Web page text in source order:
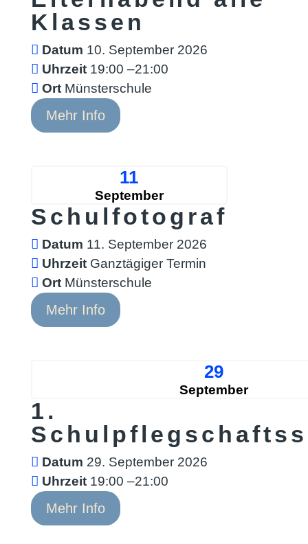
Klassen
Datum 10. September 2026
Uhrzeit 19:00 –21:00
Ort Münsterschule
Mehr Info
11
September
Schulfotograf
Datum 11. September 2026
Uhrzeit Ganztägiger Termin
Ort Münsterschule
Mehr Info
29
September
1.
Datum 29. September 2026
Uhrzeit 19:00 –21:00
Mehr Info